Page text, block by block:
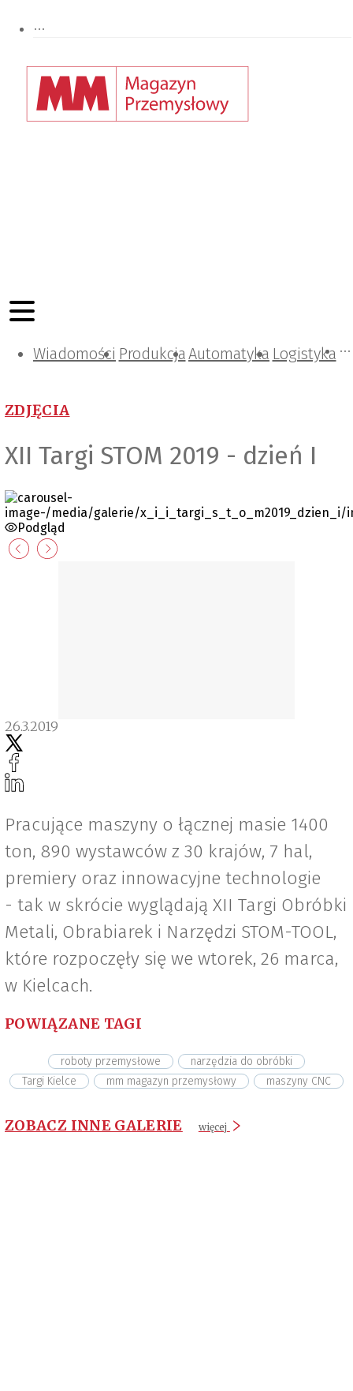
Wiadomości ProdukcjaAutomatyka Logistyka
Projektowanie i konstrukcje
Zarządzanie i IT
Tematy specjalne
ZDJĘCIA
XII Targi STOM 2019 - dzień I
Podgląd
26.3.2019
Pracujące maszyny o łącznej masie 1400
ton, 890 wystawców z 30 krajów, 7 hal,
premiery oraz innowacyjne technologie
- tak w skrócie wyglądają XII Targi Obróbki
Metali, Obrabiarek i Narzędzi STOM-TOOL,
które rozpoczęły się we wtorek, 26 marca,
w Kielcach.
POWIĄZANE TAGI
roboty przemysłowe
narzędzia do obróbki
Targi Kielce
mm magazyn przemysłowy maszyny CNC
ZOBACZ INNE GALERIE więcej